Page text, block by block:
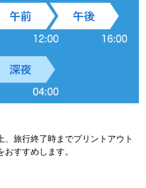
旅行終了時までプリントアウト
すすめします。